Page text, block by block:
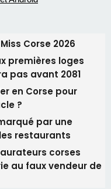
du
Exupery
Corse 2026
premières loges
pas avant 2081